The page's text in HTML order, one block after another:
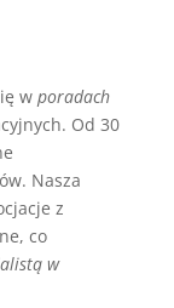
w poradach
Od 30
Nasza
z
co
w